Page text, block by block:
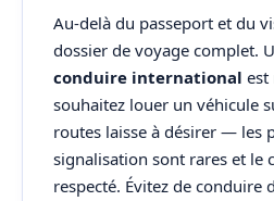
Au-delà du passeport et du
dossier de voyage complet.
conduire international est
souhaitez louer un véhicule
routes laisse à désirer — les
signalisation sont rares et le
respecté. Évitez de conduire